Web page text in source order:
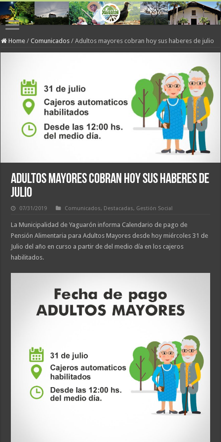
Home / Comunicados / Adultos mayores cobran hoy sus haberes de julio
Adultos mayores cobran hoy sus haberes de
julio
07/31/2019 Comunicados, Destacadas, Gestión Social
La Municipalidad de Yaguarón informa Calendario de pago de
Pensión Alimentaria para Adultos Mayores desde hoy miércoles 31 de
Julio del año en curso a partir de del medio día en los cajeros
habilitados.